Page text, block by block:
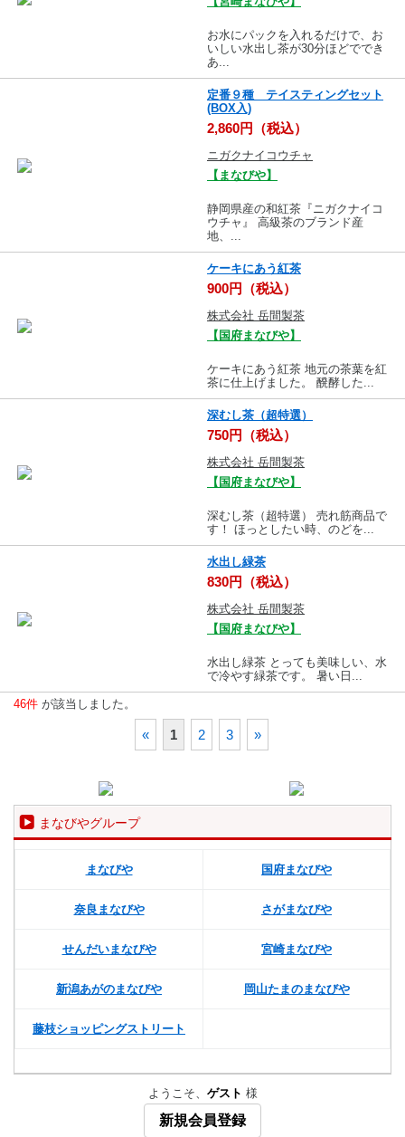
お水にパックを入れるだけで、お
いしい水出し茶が30分ほどででき
あ...
定番９種 テイスティングセット
(BOX入)
2,860円（税込）
ニガクナイコウチャ
【まなびや】
静岡県産の和紅茶『ニガクナイコ
ウチャ』 高級茶のブランド産
地、...
ケーキにあう紅茶
900円（税込）
株式会社 岳間製茶
【国府まなびや】
ケーキにあう紅茶 地元の茶葉を紅
茶に仕上げました。 醗酵した...
深むし茶（超特選）
750円（税込）
株式会社 岳間製茶
【国府まなびや】
深むし茶（超特選） 売れ筋商品で
す！ ほっとしたい時、のどを...
水出し緑茶
830円（税込）
株式会社 岳間製茶
【国府まなびや】
水出し緑茶 とっても美味しい、水
で冷やす緑茶です。 暑い日...
46件 が該当しました。
« 1 2 3 »
まなびやグループ
まなびや 国府まなびや
奈良まなびや さがまなびや
せんだいまなびや 宮崎まなびや
新潟あがのまなびや 岡山たまのまなびや
藤枝ショッピングストリート
ようこそ、 ゲスト 様
新規会員登録